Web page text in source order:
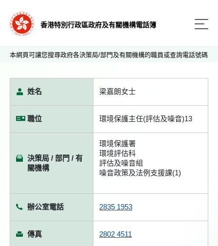
香港特別行政區政府及有關機構電話簿
本網頁可讓您搜尋政府各決策局/部門及有關機構的職員或查詢電話號碼
姓名 梁嘉朗女士
職位 環境保護主任(評估及噪音)13
決策局 / 部門 / 有
關機構
環境保護署
環境評估科
評估及噪音組
噪音政策及法例支援課(1)
辦公室電話 2835 1953
傳真 2802 4511